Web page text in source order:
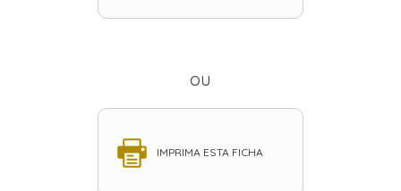
ou
IMPRIMA ESTA FICHA